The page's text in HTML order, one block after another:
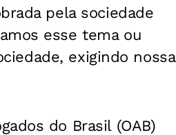
pela sociedade
esse tema ou
exigindo nossa
do Brasil (OAB)